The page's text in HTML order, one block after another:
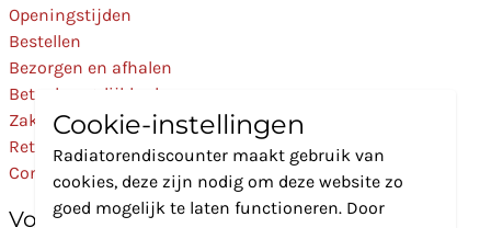
Openingstijden
Bestellen
Bezorgen en afhalen
Betaalmogelijkheden
Zakelijk
Retourneren
Contact
Volg Ons
Cookie-instellingen
Radiatorendiscounter maakt gebruik van
cookies, deze zijn nodig om deze website zo
goed mogelijk te laten functioneren. Door